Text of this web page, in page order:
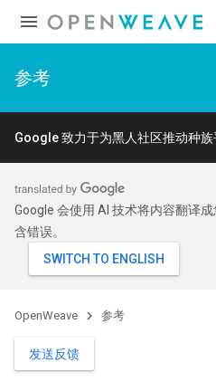
参考
Google 致力于为黑人社区推动种族
Google 会使用 AI 技术将内容翻译
含错误。
OpenWeave 参考
发送反馈